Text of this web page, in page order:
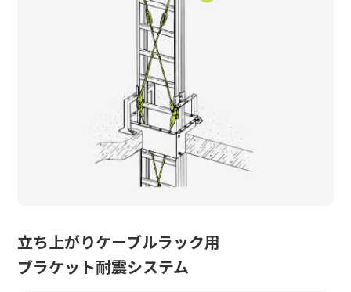
立ち上がりケーブルラック用
ブラケット耐震システム